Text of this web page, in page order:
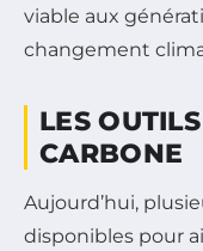
viable aux
changement
LES
CARBONE
Aujourd’hui,
disponibles pour